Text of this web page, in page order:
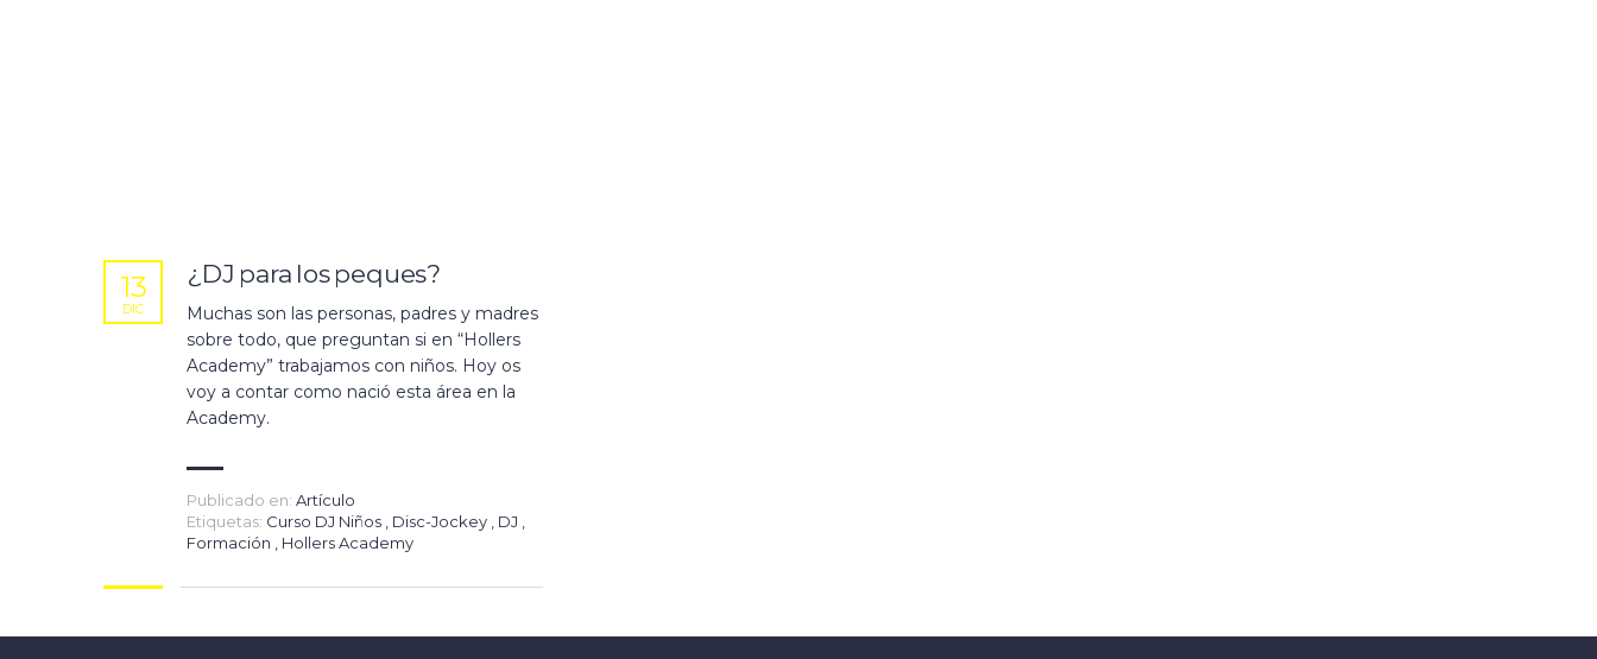
¿DJ para los peques?
13
DIC
Muchas son las personas, padres y madres
sobre todo, que preguntan si en “Hollers
Academy” trabajamos con niños. Hoy os
voy a contar como nació esta área en la
Academy.
Publicado en: Artículo
Etiquetas: Curso DJ Niños Disc-Jockey DJ
Formación
Hollers Academy